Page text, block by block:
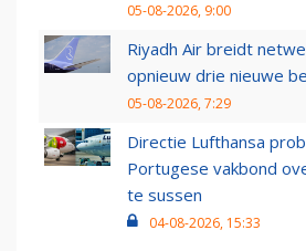
05-08-2026, 9:00
Riyadh Air breidt
opnieuw drie nieuwe
05-08-2026, 7:29
Directie Lufthansa
Portugese vakbond
te sussen
04-08-2026, 15:33